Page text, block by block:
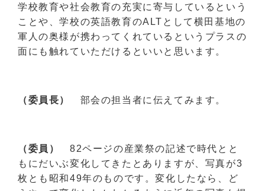
学校教育や社会教育の充実に寄与しているという
ことや、学校の英語教育のALTとして横田基地の
軍人の奥様が携わってくれているというプラスの
面にも触れていただけるといいと思います。
（委員長） 部会の担当者に伝えてみます。
（委員） 82ページの産業祭の記述で時代とと
もにだいぶ変化してきたとありますが、写真が3
枚とも昭和49年のものです。変化したなら、ど